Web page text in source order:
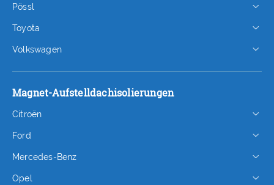
Pössl
Toyota
Volkswagen
Magnet-Aufstelldachisolierungen
Citroën
Ford
Mercedes-Benz
Opel